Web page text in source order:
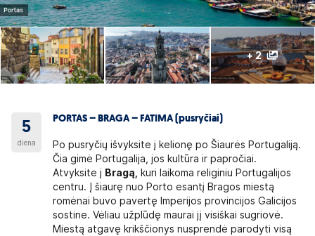
+ 2
5
diena
PORTAS – BRAGA – FATIMA (pusryčiai)
Po pusryčių išvyksite į kelionę po Šiaurės Portugaliją.
Čia gimė Portugalija, jos kultūra ir papročiai.
Atvyksite į Bragą,
kuri laikoma religiniu Portugalijos
centru. Į šiaurę nuo Porto esantį Bragos miestą
romėnai buvo pavertę Imperijos provincijos Galicijos
sostine. Vėliau užplūdę maurai jį visiškai sugriovė.
Miestą atgavę krikščionys nusprendė parodyti visą